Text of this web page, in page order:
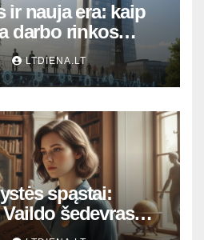
ir nauja era: kaip
darbo rinkos
LTDIENA.LT
spąstai:
šedevras
nei bet